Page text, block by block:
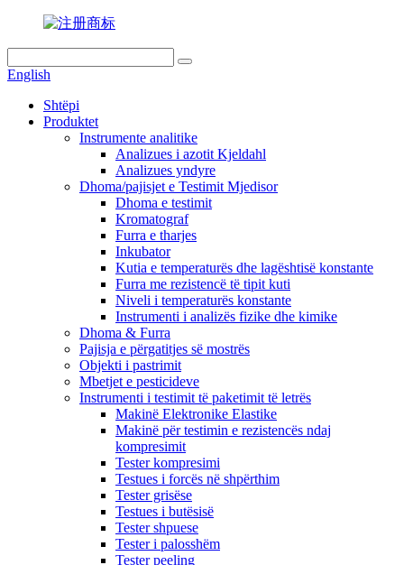
English
Shtëpi
Produktet
Instrumente analitike
Analizues i azotit Kjeldahl
Analizues yndyre
Dhoma/pajisjet e Testimit Mjedisor
Dhoma e testimit
Kromatograf
Furra e tharjes
Inkubator
Kutia e temperaturës dhe lagështisë konstante
Furra me rezistencë të tipit kuti
Niveli i temperaturës konstante
Instrumenti i analizës fizike dhe kimike
Dhoma & Furra
Pajisja e përgatitjes së mostrës
Objekti i pastrimit
Mbetjet e pesticideve
Instrumenti i testimit të paketimit të letrës
Makinë Elektronike Elastike
Makinë për testimin e rezistencës ndaj
kompresimit
Tester kompresimi
Testues i forcës në shpërthim
Tester grisëse
Testues i butësisë
Tester shpuese
Tester i palosshëm
Tester peeling